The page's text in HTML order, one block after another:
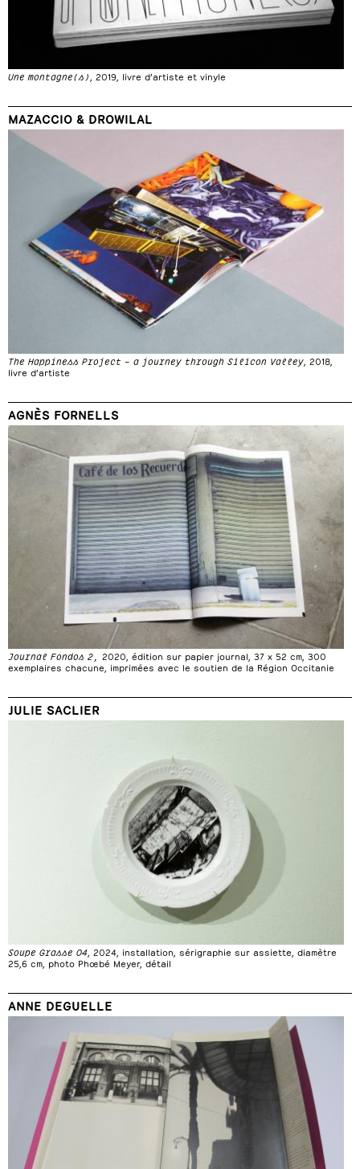
Une montagne(s) , 2019, livre d’artiste et vinyle
MAZACCIO & DROWILAL
The Happiness Project – a journey through Silicon Valley , 2018,
livre d’artiste
AGNÈS FORNELLS
Journal Fondos 2, 2020, édition sur papier journal, 37 x 52 cm, 300
exemplaires chacune, imprimées avec le soutien de la Région Occitanie
JULIE SACLIER
Soupe Grasse 04 , 2024, installation, sérigraphie sur assiette, diamètre
25,6 cm, photo Phœbé Meyer, détail
ANNE DEGUELLE